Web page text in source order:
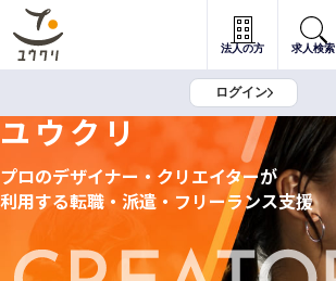
法人の方 求人検索
ログイン
ユウクリ
プロのデザイナー・クリエイターが
利用する転職・派遣・フリーランス支援